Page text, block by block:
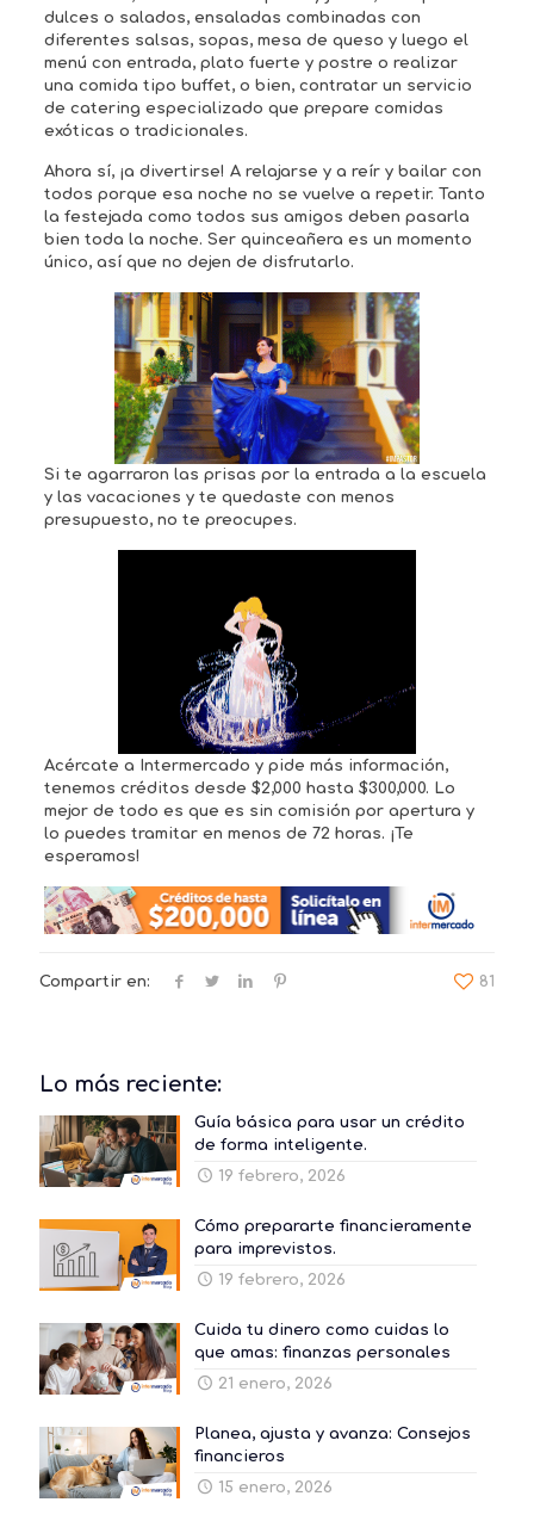
dulces o salados, ensaladas combinadas con
diferentes salsas, sopas, mesa de queso y luego el
menú con entrada, plato fuerte y postre o realizar
una comida tipo buffet, o bien, contratar un servicio
de catering especializado que prepare comidas
exóticas o tradicionales.
Ahora sí, ¡a divertirse! A relajarse y a reír y bailar con
todos porque esa noche no se vuelve a repetir. Tanto
la festejada como todos sus amigos deben pasarla
bien toda la noche. Ser quinceañera es un momento
único, así que no dejen de disfrutarlo.
Si te agarraron las prisas por la entrada a la escuela
y las vacaciones y te quedaste con menos
presupuesto, no te preocupes.
Acércate a Intermercado y pide más información,
tenemos créditos desde $2,000 hasta $300,000. Lo
mejor de todo es que es sin comisión por apertura y
lo puedes tramitar en menos de 72 horas. ¡Te
esperamos!
Compartir en: 81
Lo más reciente:
Guía básica para usar un crédito
de forma inteligente.
19 febrero, 2026
Cómo prepararte financieramente
para imprevistos.
19 febrero, 2026
Cuida tu dinero como cuidas lo
que amas: finanzas personales
21 enero, 2026
Planea, ajusta y avanza: Consejos
financieros
15 enero, 2026